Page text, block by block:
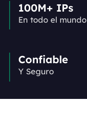
100M+ IPs
En todo el mundo
Confiable
Y Seguro